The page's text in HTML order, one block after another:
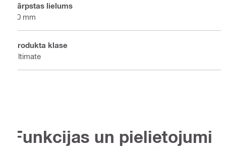
Vārpstas lielums
60 mm
Produkta klase
Ultimate
Funkcijas un pielietojumi